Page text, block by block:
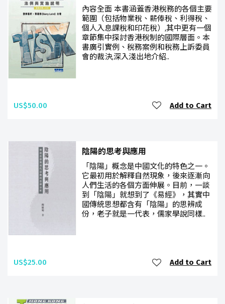
內容全面 本書涵蓋香港稅務的各個主要
範圍（包括物業稅、薪俸稅、利得稅、
個人入息課稅和印花稅）,其中更有一個
章節集中探討香港稅制的國際層面。本
書廣引實例、稅務案例和稅務上訴委員
會的裁決,深入淺出地介紹..
US$50.00 Add to Cart
陰陽的思考與應用
「陰陽」概念是中國文化的特色之一。
它最初用於解釋自然現象，後來逐漸向
人們生活的各個方面伸展。目前，一談
到「陰陽」就想到了《易經》，其實中
國傳統思想都含有「陰陽」的思辨成
份，老子就是一代表，儒家學說同樣..
US$25.00 Add to Cart